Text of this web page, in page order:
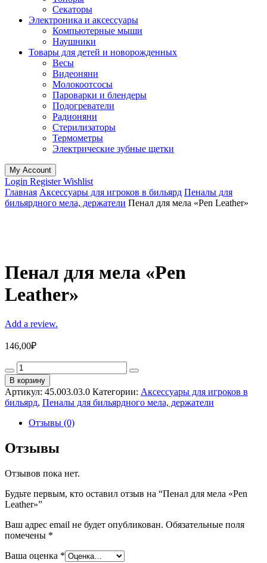
Секаторы
Электроника и аксессуары
Компьютерные мыши
Наушники
Товары для детей и новорожденных
Весы
Видеоняни
Молокоотсосы
Пароварки и блендеры
Подогреватели
Радионяни
Стерилизаторы
Термометры
Электрические зубные щетки
My Account
Login RegisterWishlist
Главная Аксессуары для игроков в бильярд Пеналы для
бильярдного мела, держатели Пенал для мела «Pen Leather»
Пенал для мела «Pen
Leather»
Add a review.
146,00₽
Пенал
для
мела
"Pen
Leather"
quantity
В корзину
Артикул: 45.003.03.0 Категории: Аксессуары для игроков в
бильярд, Пеналы для бильярдного мела, держатели
Отзывы (0)
Отзывы
Отзывов пока нет.
Будьте первым, кто оставил отзыв на “Пенал для мела «Pen
Leather»”
Ваш адрес email не будет опубликован. Обязательные поля
помечены *
Ваша оценка *